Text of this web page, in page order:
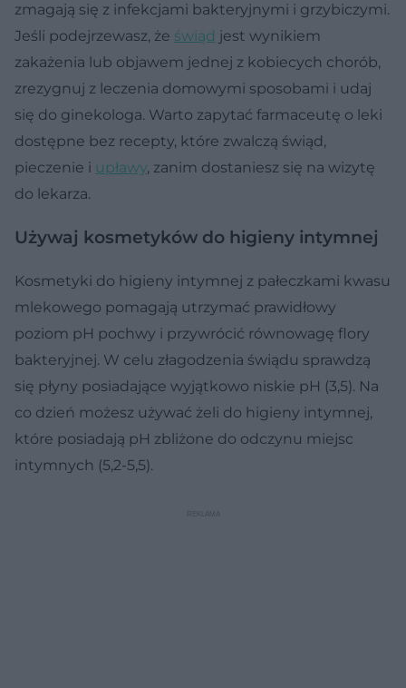
zmagają się z infekcjami bakteryjnymi i grzybiczymi.
Jeśli podejrzewasz, że świąd jest wynikiem
zakażenia lub objawem jednej z kobiecych chorób,
zrezygnuj z leczenia domowymi sposobami i udaj
się do ginekologa. Warto zapytać farmaceutę o leki
dostępne bez recepty, które zwalczą świąd,
pieczenie i upławy, zanim dostaniesz się na wizytę
do lekarza.
Używaj kosmetyków do higieny intymnej
Kosmetyki do higieny intymnej z pałeczkami kwasu
mlekowego pomagają utrzymać prawidłowy
poziom pH pochwy i przywrócić równowagę flory
bakteryjnej. W celu złagodzenia świądu sprawdzą
się płyny posiadające wyjątkowo niskie pH (3,5). Na
co dzień możesz używać żeli do higieny intymnej,
które posiadają pH zbliżone do odczynu miejsc
intymnych (5,2-5,5).